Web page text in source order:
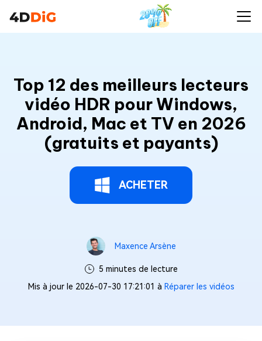
Top 12 des meilleurs lecteurs
vidéo HDR pour Windows,
Android, Mac et TV en 2026
(gratuits et payants)
ACHETER
Maxence Arsène
5 minutes de lecture
Mis à jour le 2026-07-30 17:21:01 à Réparer les vidéos